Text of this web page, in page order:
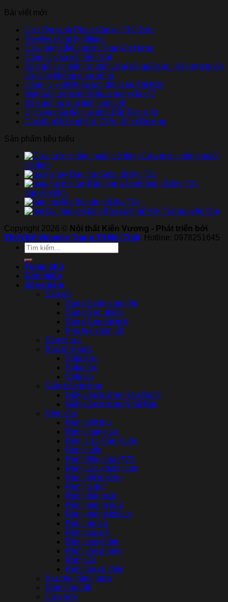
Bài viết mới
Cơ điện lạnh Phan Văn tại Thủ Đức
Review công ty Sikido
Cửa hàng điện nước Nguyên Hưng
Công ty sàn gỗ Tiến Đạt
Sàn gỗ tự nhiên óc chó và tủ để quần áo: Kết hợp tuyệt
vời cho không gian sống
Công ty xuất khẩu lao động tại TpHCM
Máy sấy bơm nhiệt heat pump là gì?
Báo giá gương kính trang trí
Dịch vụ nấu tiệc tại nhà Đặt Tiệc Việt
Cho thuê bàn ghế ở Dĩ An Bình Dương
Sản phẩm tiêu biểu
Cửa lưới chống muỗi
cố định
Bàn trà/ Sofa gỗ Me Tây
Bàn họp văn phòng gỗ Me Tây
nguyên tấm
Bàn ăn gỗ Me Tây
Bàn cafe gỗ Me Tây nguyên tấm
Copyright 2026 ©
Nội thất Kiến Vương - Phát triển bởi
Thiết Kế Website Trang Trí Nội Thất. Hotline: 0978251645
Tìm
kiếm:
Trang chủ
Giới thiệu
Sản phẩm
Sàn gỗ
Sàn gỗ công nghiệp
Sàn gỗ tự nhiên
Sàn gỗ ngoài trời
Phụ kiện sàn gỗ
Sàn nhựa
Bàn ghế sofa
Sofa đơn
Sofa góc
Sofa da
Giấy dán tường
Giấy dán tường Hàn Quốc
Giấy dán tường Nhật Bản
Rèm cửa
Rèm biệt thự
Rèm chung cư
Rèm cửa Hàn Quốc
Rèm cuốn
Rèm điều hòa PVC
Rèm cửa khách sạn
Rèm hội trường
Rèm lá dọc
Rèm phòng ăn
Rèm phòng ngủ
Rèm phòng khách
Rèm roman
Rèm sáo gỗ
Rèm sáo nhôm
Rèm văn phòng
Rèm vải
Rèm tân cổ điển
Bạt che nắng mưa
Giàn phơi đồ
Cửa lưới